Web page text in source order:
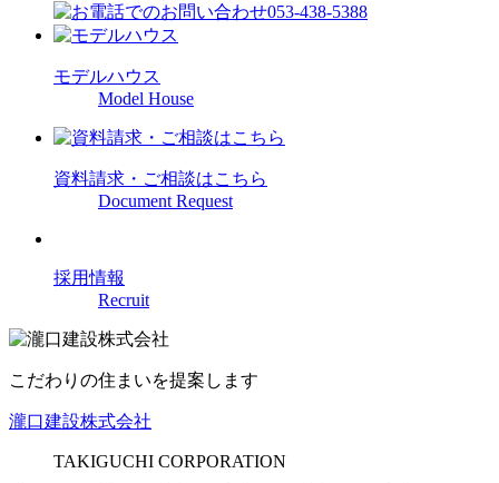
053-438-5388
モデルハウス
Model House
資料請求・ご相談はこちら
Document Request
採用情報
Recruit
こだわりの住まいを提案します
瀧口建設株式会社
TAKIGUCHI CORPORATION